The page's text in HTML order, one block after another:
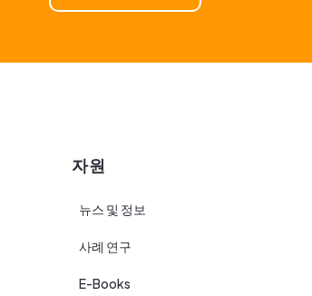
자원
뉴스 및 정보
사례 연구
E-Books